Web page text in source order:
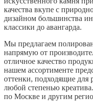
качества вкупе с
дизайном большинства
классики до авангарда.
Мы предлагаем
напрямую от
отличное качество
нашем ассортименте
оттенки, подходящие для
любой степенью
по Москве и другим